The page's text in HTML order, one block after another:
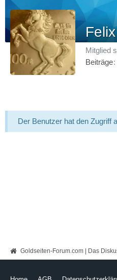
Goldseiten-Forum.com | Das
Mitglied
Beiträge
Der Benutzer hat den Zugriff